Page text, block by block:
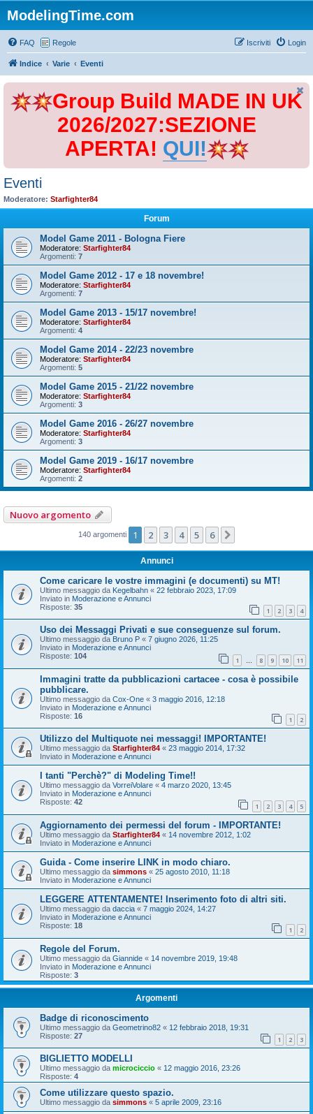
ModelingTime.com
FAQ Regole Login
Iscriviti
Indice Varie Eventi
Group Build MADE IN UK
2026/2027:SEZIONE
APERTA! QUI!
Eventi
Moderatore: Starfighter84
Forum
Model Game 2011 - Bologna Fiere
Moderatore: Starfighter84
Argomenti: 7
Model Game 2012 - 17 e 18 novembre!
Moderatore: Starfighter84
Argomenti: 7
Model Game 2013 - 15/17 novembre!
Moderatore: Starfighter84
Argomenti: 4
Model Game 2014 - 22/23 novembre
Moderatore: Starfighter84
Argomenti: 5
Model Game 2015 - 21/22 novembre
Moderatore: Starfighter84
Argomenti: 3
Model Game 2016 - 26/27 novembre
Moderatore: Starfighter84
Argomenti: 3
Model Game 2019 - 16/17 novembre
Moderatore: Starfighter84
Argomenti: 2
Nuovo argomento
140 argomenti 1 2 3 4 5 6
Annunci
Come caricare le vostre immagini (e documenti) su MT!
Ultimo messaggio da Kegelbahn « 22 febbraio 2023, 17:09
Inviato in Moderazione e Annunci
Risposte: 35 1 2 3 4
Uso dei Messaggi Privati e sue conseguenze sul forum.
Ultimo messaggio da Bruno P « 7 giugno 2026, 11:25
Inviato in Moderazione e Annunci
Risposte: 104 1 … 8 9 10 11
Immagini tratte da pubblicazioni cartacee - cosa è possibile
pubblicare.
Ultimo messaggio da Cox-One « 3 maggio 2016, 12:18
Inviato in Moderazione e Annunci
Risposte: 16 1 2
Utilizzo del Multiquote nei messaggi! IMPORTANTE!
Ultimo messaggio da Starfighter84 « 23 maggio 2014, 17:32
Inviato in Moderazione e Annunci
I tanti "Perchè?" di Modeling Time!!
Ultimo messaggio da VorreiVolare « 4 marzo 2020, 13:45
Inviato in Moderazione e Annunci
Risposte: 42 1 2 3 4 5
Aggiornamento dei permessi del forum - IMPORTANTE!
Ultimo messaggio da Starfighter84 « 14 novembre 2012, 1:02
Inviato in Moderazione e Annunci
Guida - Come inserire LINK in modo chiaro.
Ultimo messaggio da simmons « 25 agosto 2010, 11:18
Inviato in Moderazione e Annunci
LEGGERE ATTENTAMENTE! Inserimento foto di altri siti.
Ultimo messaggio da daccia « 7 maggio 2024, 14:27
Inviato in Moderazione e Annunci
Risposte: 18 1 2
Regole del Forum.
Ultimo messaggio da Giannide « 14 novembre 2019, 19:48
Inviato in Moderazione e Annunci
Risposte: 3
Argomenti
Badge di riconoscimento
Ultimo messaggio da Geometrino82 « 12 febbraio 2018, 19:31
Risposte: 27 1 2 3
BIGLIETTO MODELLI
Ultimo messaggio da microciccio « 12 maggio 2016, 23:26
Risposte: 4
Come utilizzare questo spazio.
Ultimo messaggio da simmons « 5 aprile 2009, 23:16